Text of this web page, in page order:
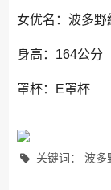
女优名：波多
身高：164公分
罩杯：E罩杯
关键词： 波